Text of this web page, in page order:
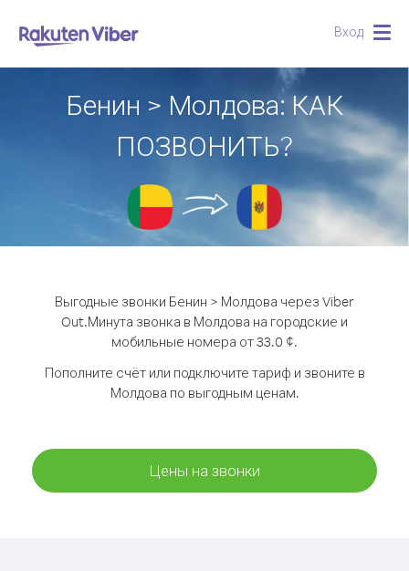
Вход
Бенин > Молдова: КАК
ПОЗВОНИТЬ?
Выгодные звонки Бенин > Молдова через Viber
Out.Минута звонка в Молдова на городские и
мобильные номера от 33.0 ¢.
Пополните счёт или подключите тариф и звоните в
Молдова по выгодным ценам.
Цены на звонки